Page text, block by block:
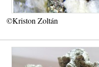
©Kriston Zoltán